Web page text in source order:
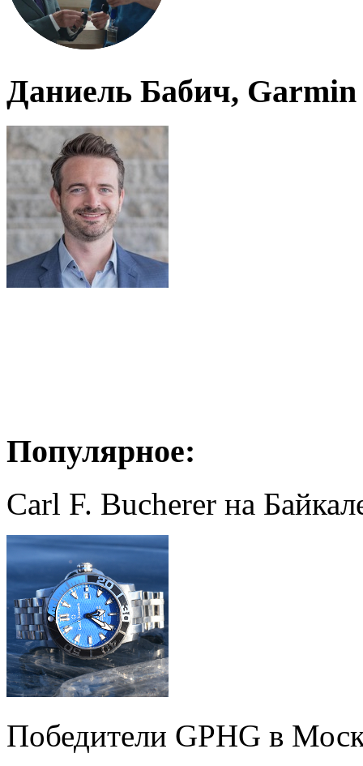
Даниель Бабич, Garmin
Популярное:
Carl F. Bucherer на
Победители GPHG в